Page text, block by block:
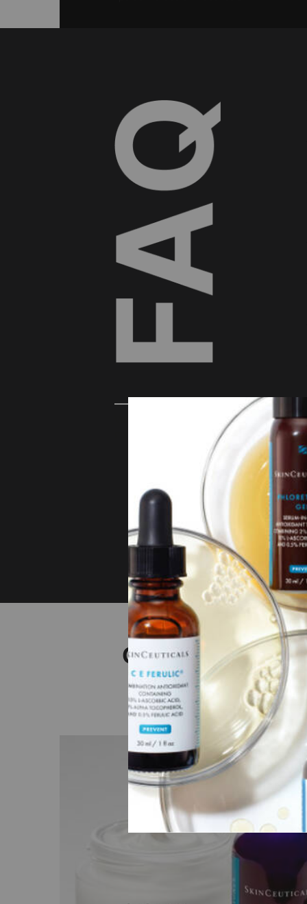
Vos questions les plus posées sur les
Connectez-vous